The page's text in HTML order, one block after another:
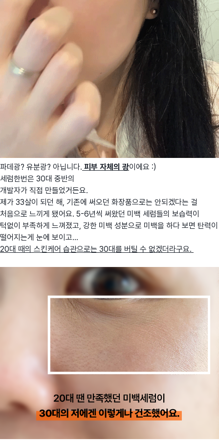
파데광? 유분광? 아닙니다. 피부 자체의 광이에요 :)
세럼한번은 30대 중반의
개발자가 직접 만들었거든요.
제가 33살이 되던 해, 기존에 써오던 화장품으로는 안되겠다는 걸
처음으로 느끼게 됐어요. 5-6년씩 써왔던 미백 세럼들의 보습력이
턱없이 부족하게 느껴졌고, 강한 미백 성분으로 미백을 하다 보면 탄력이
떨어지는게 눈에 보이고...
20대 때의 스킨케어 습관으로는 30대를 버틸 수 없겠더라구요.